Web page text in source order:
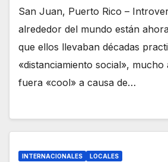
San Juan, Puerto Rico –
alrededor del mundo están
que ellos llevaban décadas
«distanciamiento social», mucho
fuera «cool» a causa de…
INTERNACIONALES LOCALES